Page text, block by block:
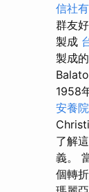
信社
群友
製成
製成的
1958
安養
了解
義。
個轉